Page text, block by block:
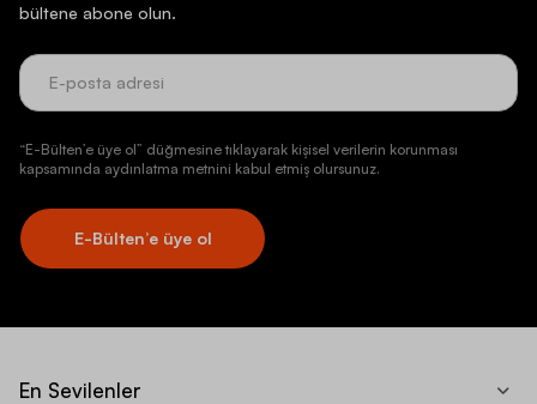
bültene abone olun.
“E-Bülten’e üye ol” düğmesine tıklayarak kişisel verilerin korunması
kapsamında aydınlatma metnini kabul etmiş olursunuz.
E-Bülten’e üye ol
En Sevilenler